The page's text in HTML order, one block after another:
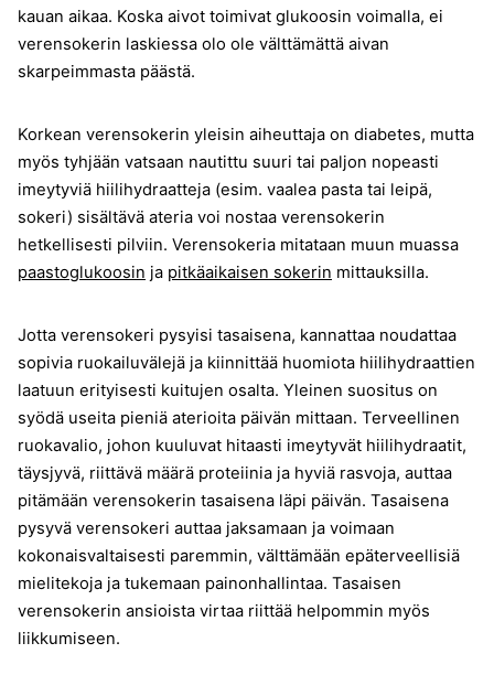
kauan aikaa. Koska aivot toimivat glukoosin voimalla, ei
verensokerin laskiessa olo ole välttämättä aivan
skarpeimmasta päästä.
Korkean verensokerin yleisin aiheuttaja on diabetes, mutta
myös tyhjään vatsaan nautittu suuri tai paljon nopeasti
imeytyviä hiilihydraatteja (esim. vaalea pasta tai leipä,
sokeri) sisältävä ateria voi nostaa verensokerin
hetkellisesti pilviin. Verensokeria mitataan muun muassa
paastoglukoosin ja pitkäaikaisen sokerin mittauksilla.
Jotta verensokeri pysyisi tasaisena, kannattaa noudattaa
sopivia ruokailuvälejä ja kiinnittää huomiota hiilihydraattien
laatuun erityisesti kuitujen osalta. Yleinen suositus on
syödä useita pieniä aterioita päivän mittaan. Terveellinen
ruokavalio, johon kuuluvat hitaasti imeytyvät hiilihydraatit,
täysjyvä, riittävä määrä proteiinia ja hyviä rasvoja, auttaa
pitämään verensokerin tasaisena läpi päivän. Tasaisena
pysyvä verensokeri auttaa jaksamaan ja voimaan
kokonaisvaltaisesti paremmin, välttämään epäterveellisiä
mielitekoja ja tukemaan painonhallintaa. Tasaisen
verensokerin ansioista virtaa riittää helpommin myös
liikkumiseen.